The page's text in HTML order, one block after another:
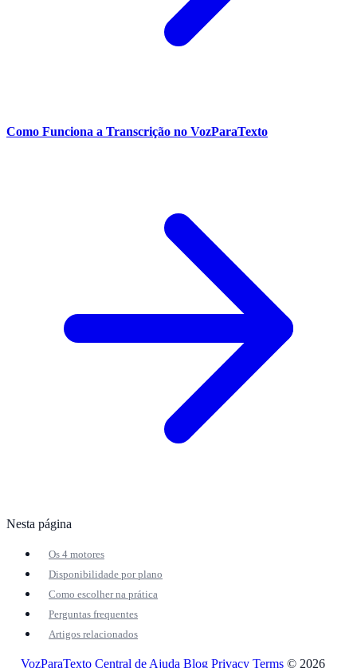
Como Funciona a Transcrição no VozParaTexto
Nesta página
Os 4 motores
Disponibilidade por plano
Como escolher na prática
Perguntas frequentes
Artigos relacionados
VozParaTexto Central de Ajuda Blog Privacy Terms © 2026